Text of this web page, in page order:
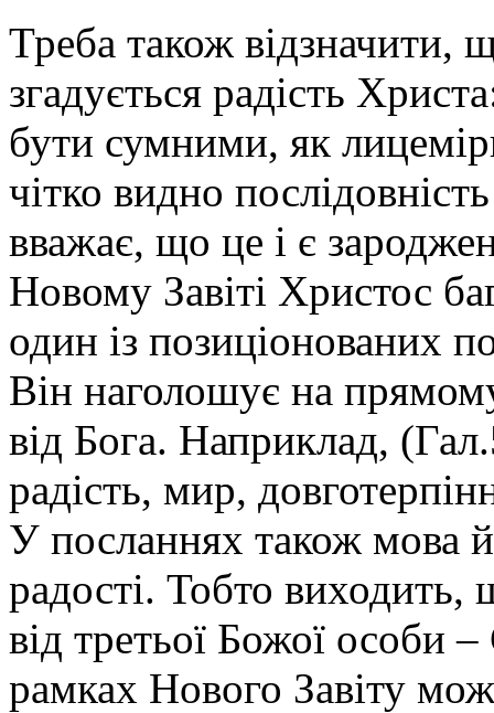
Треба також відзначити,
згадується радість
бути сумними, як
чітко видно
вважає, що це і є
Новому Завіті Христос
один із позиціонованих
Він наголошує на
від Бога. Наприклад,
радість, мир,
У посланнях також мова
радості. Тобто виходить,
від третьої Божої особи
рамках Нового Завіту